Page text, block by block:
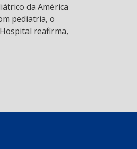
da América
pediatria, o
reafirma,